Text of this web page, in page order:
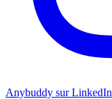
Anybuddy sur LinkedIn